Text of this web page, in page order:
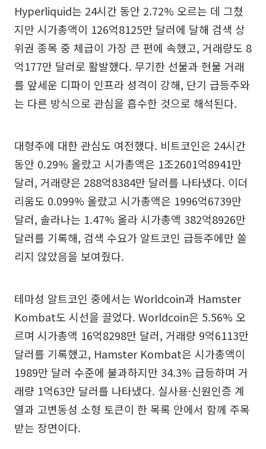
Hyperliquid는 24시간 동안 2.72% 오르는 데 그쳤
지만 시가총액이 126억8125만 달러에 달해 검색 상
위권 종목 중 체급이 가장 큰 편에 속했고, 거래량도 8
억177만 달러로 활발했다. 무기한 선물과 현물 거래
를 앞세운 디파이 인프라 성격이 강해, 단기 급등주와
는 다른 방식으로 관심을 흡수한 것으로 해석된다.
대형주에 대한 관심도 여전했다. 비트코인은 24시간
동안 0.29% 올랐고 시가총액은 1조2601억8941만
달러, 거래량은 288억8384만 달러를 나타냈다. 이더
리움도 0.099% 올랐고 시가총액은 1996억6739만
달러, 솔라나는 1.47% 올라 시가총액 382억8926만
달러를 기록해, 검색 수요가 알트코인 급등주에만 쏠
리지 않았음을 보여줬다.
테마성 알트코인 중에서는 Worldcoin과 Hamster
Kombat도 시선을 끌었다. Worldcoin은 5.56% 오
르며 시가총액 16억8298만 달러, 거래량 9억6113만
달러를 기록했고, Hamster Kombat은 시가총액이
1989만 달러 수준에 불과하지만 34.3% 급등하며 거
래량 1억63만 달러를 나타냈다. 실사용·신원인증 계
열과 고변동성 소형 토큰이 한 목록 안에서 함께 주목
받는 장면이다.